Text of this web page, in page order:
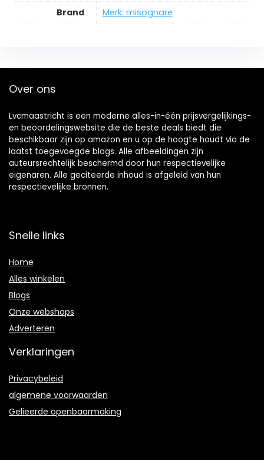
Brand Merk: misognare
Over ons
Lvcmaastricht is een moderne alles-in-één prijsvergelijkings-
en beoordelingswebsite die de beste deals biedt die
beschikbaar zijn op amazon en u op de hoogte houdt via de
laatst toegevoegde blogs. Alle afbeeldingen zijn
auteursrechtelijk beschermd door hun respectievelijke
eigenaren. Alle geciteerde inhoud is afgeleid van hun
respectievelijke bronnen.
Snelle links
Home
Alles winkelen
Blogs
Onze webshops
Adverteren
Verklaringen
Privacybeleid
algemene voorwaarden
Gelieerde openbaarmaking